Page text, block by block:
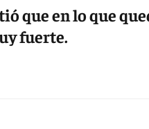
que en lo que
fuerte.